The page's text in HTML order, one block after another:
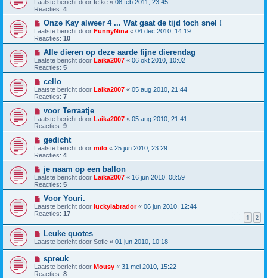
Laatste bericht door Iefke « 08 feb 2011, 23:45
Reacties: 4
Onze Kay alweer 4 ... Wat gaat de tijd toch snel !
Laatste bericht door FunnyNina « 04 dec 2010, 14:19
Reacties: 10
Alle dieren op deze aarde fijne dierendag
Laatste bericht door Laika2007 « 06 okt 2010, 10:02
Reacties: 5
cello
Laatste bericht door Laika2007 « 05 aug 2010, 21:44
Reacties: 7
voor Terraatje
Laatste bericht door Laika2007 « 05 aug 2010, 21:41
Reacties: 9
gedicht
Laatste bericht door milo « 25 jun 2010, 23:29
Reacties: 4
je naam op een ballon
Laatste bericht door Laika2007 « 16 jun 2010, 08:59
Reacties: 5
Voor Youri.
Laatste bericht door luckylabrador« 06 jun 2010, 12:44
Reacties: 17 1 2
Leuke quotes
Laatste bericht door Sofie « 01 jun 2010, 10:18
spreuk
Laatste bericht door Mousy « 31 mei 2010, 15:22
Reacties: 8